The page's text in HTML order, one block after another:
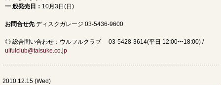
一 般発売日 ： 10月3日(日)
お問合せ先 ディスクガレージ 03-5436-9600
◎ 総合問い合わせ：ウルフルクラブ 03-5428-3614(平日 12:00〜18:00) /
ulfulclub@taisuke.co.jp
2010.12.15 (Wed)